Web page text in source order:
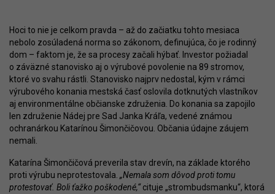
Hoci to nie je celkom pravda – až do začiatku tohto mesiaca
nebolo zosúladená norma so zákonom, definujúca, čo je rodinný
dom – faktom je, že sa procesy začali hýbať. Investor požiadal
o záväzné stanovisko aj o výrubové povolenie na 89 stromov,
ktoré vo svahu rástli. Stanovisko najprv nedostal, kým v rámci
výrubového konania mestská časť oslovila dotknutých vlastníkov
aj environmentálne občianske združenia. Do konania sa zapojilo
len združenie Nádej pre Sad Janka Kráľa, vedené známou
ochranárkou Katarínou Šimončičovou. Občania údajne záujem
nemali.
Katarína Šimončičová preverila stav drevín, na základe ktorého
proti výrubu neprotestovala. „Nemala som dôvod proti tomu
protestovať. Boli ťažko poškodené,“cituje „strombudsmanku“, ktorá